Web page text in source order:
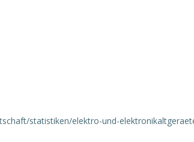
statistiken/elektro-und-